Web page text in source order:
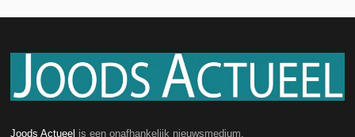
Joods Actueel is een onafhankelijk nieuwsmedium.